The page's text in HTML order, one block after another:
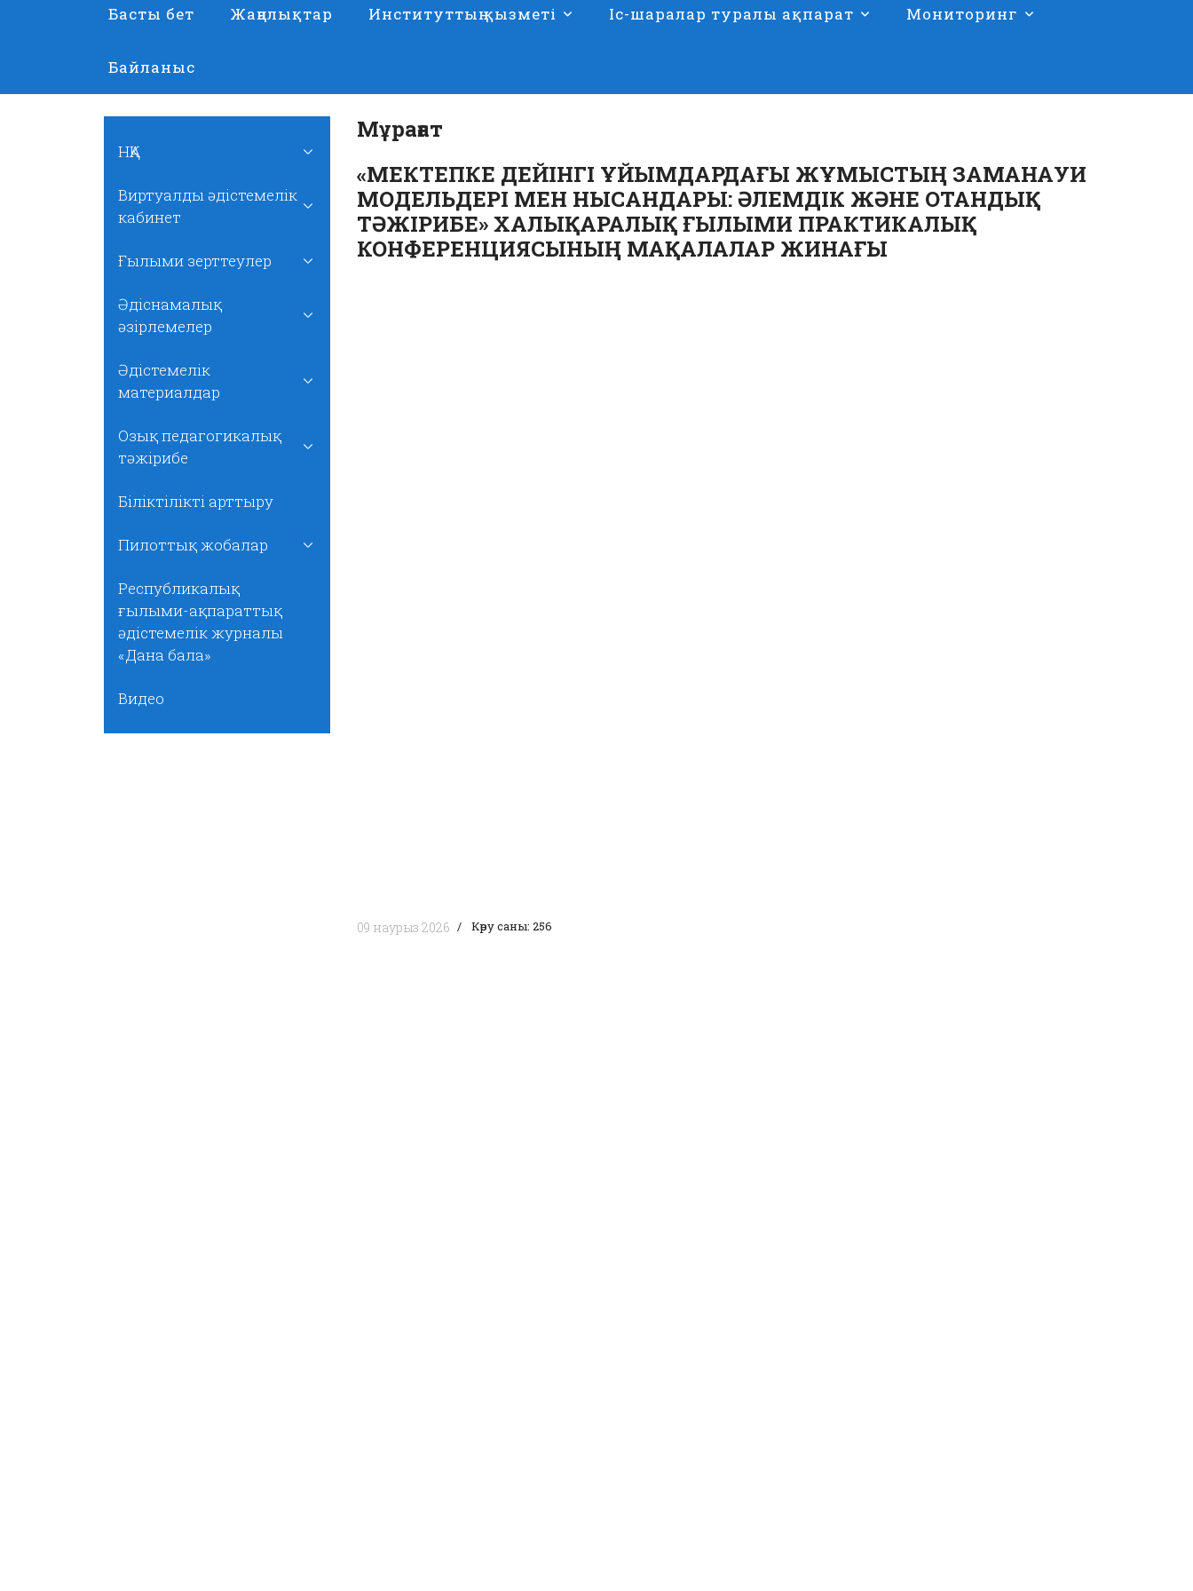
Басты бет Жаңалықтар Институттың қызметі Іс-шаралар туралы ақпарат Мониторинг
Байланыс
НҚА
Виртуалды әдістемелік
кабинет
Ғылыми зерттеулер
Әдіснамалық
әзірлемелер
Әдістемелік
материалдар
Озық педагогикалық
тәжірибе
Біліктілікті арттыру
Пилоттық жобалар
Республикалық
ғылыми-ақпараттық
әдістемелік журналы
«Дана бала»
Видео
Мұрағат
«МЕКТЕПКЕ ДЕЙІНГІ ҰЙЫМДАРДАҒЫ ЖҰМЫСТЫҢ ЗАМАНАУИ
МОДЕЛЬДЕРІ МЕН НЫСАНДАРЫ: ӘЛЕМДІК ЖӘНЕ ОТАНДЫҚ
ТӘЖІРИБЕ» ХАЛЫҚАРАЛЫҚ ҒЫЛЫМИ ПРАКТИКАЛЫҚ
КОНФЕРЕНЦИЯСЫНЫҢ МАҚАЛАЛАР ЖИНАҒЫ
09 наурыз 2026 Көру саны: 256